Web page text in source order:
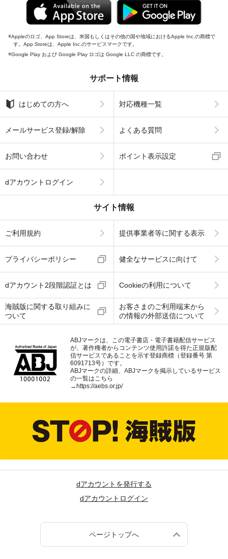
Appleのロゴ、App Storeは、米国もしくはその他の国や地域におけるApple Inc.の商標で
す。App Storeは、Apple Inc.のサービスマークです。
Google Play および Google Play ロゴは Google LLC の商標です。
サポート情報
はじめての方へ 対応機種一覧
メールサービス登録/解除 よくある質問
お問い合わせ ポイント表示設定
dアカウントログイン
サイト情報
ご利用規約 提供事業者等に関する表示
プライバシーポリシー 健全なサービスに向けて
dアカウント2段階認証とは Cookieの利用について
海賊版に関する取り組みに
ついて
お客さまのご利用端末から
の情報の外部送信について
ABJマークは、この電子書店・電子書籍配信サービス
が、著作権者からコンテンツ使用許諾を得た正規版配
信サービスであることを示す登録商標（登録番号 第
6091713号）です。
ABJマークの詳細、ABJマークを掲示しているサービス
の一覧はこちら
→ https://aebs.or.jp/
dアカウントを発行する
dアカウントログイン
ページトップへ